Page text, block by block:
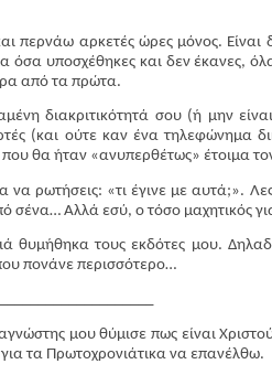
περνάω αρκετές ώρες μόνος.
όσα υποσχέθηκες και δεν έκανες,
από τα πρώτα.
διακριτικότητά σου (ή μην
(και ούτε καν ένα τηλεφώνημα
θα ήταν «ανυπερθέτως» έτοιμα
να ρωτήσεις: «τι έγινε με αυτά;».
σένα… Αλλά εσύ, ο τόσο μαχητικός
θυμήθηκα τους εκδότες μου.
πονάνε περισσότερο…
μου θύμισε πως είναι
τα Πρωτοχρονιάτικα να επανέλθω.